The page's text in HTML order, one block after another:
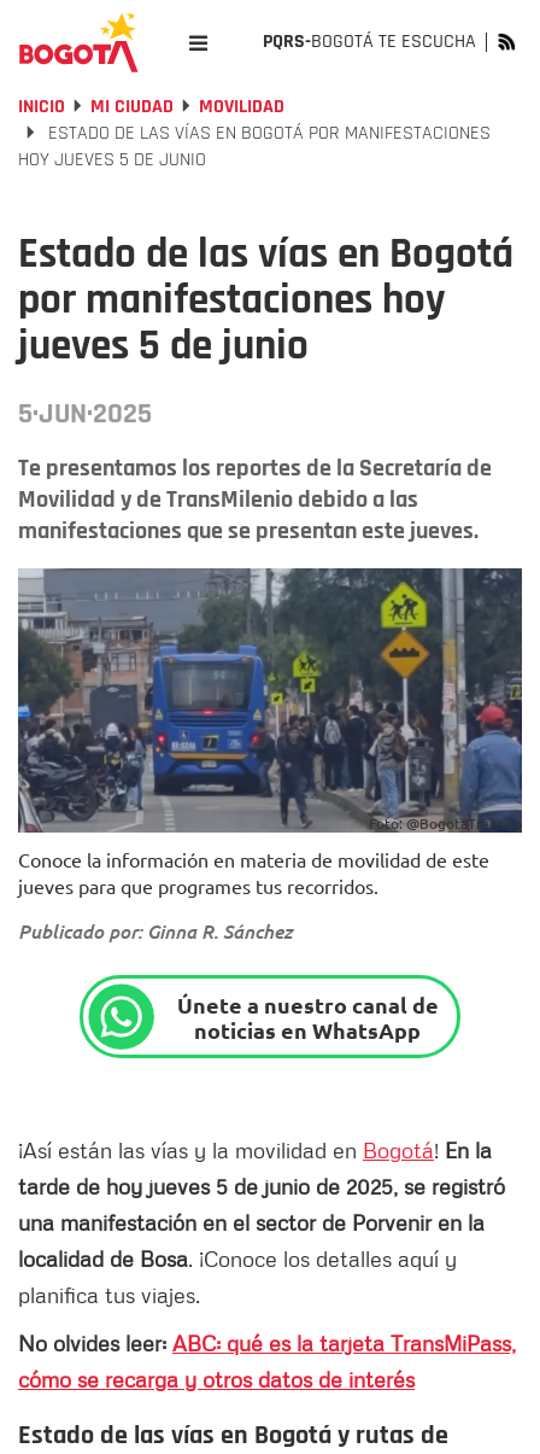
PQRS-BOGOTÁ TE ESCUCHA
INICIO MI CIUDAD
MOVILIDAD
ESTADO DE LAS VÍAS EN BOGOTÁ POR MANIFESTACIONES
HOY JUEVES 5 DE JUNIO
Estado de las vías en Bogotá
por manifestaciones hoy
jueves 5 de junio
5·JUN·2025
Te presentamos los reportes de la Secretaría de
Movilidad y de TransMilenio debido a las
manifestaciones que se presentan este jueves.
Foto: @BogotaTransito
Conoce la información en materia de movilidad de este
jueves para que programes tus recorridos.
Publicado por: Ginna R. Sánchez
Únete a nuestro canal de
noticias en WhatsApp
¡Así están las vías y la movilidad en Bogotá! En la
tarde de hoy jueves 5 de junio de 2025, se registró
una manifestación en el sector de Porvenir en la
localidad de Bosa. ¡Conoce los detalles aquí y
planifica tus viajes.
No olvides leer: ABC: qué es la tarjeta TransMiPass,
cómo se recarga y otros datos de interés
Estado de las vías en Bogotá y rutas de